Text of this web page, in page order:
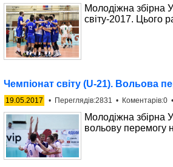
Молодіжна збірна
світу-2017. Цього
Чемпіонат світу (U-21). Вольова
19.05.2017 • Переглядів:2831 • Коментарів:0 •
Молодіжна збірна
вольову перемогу